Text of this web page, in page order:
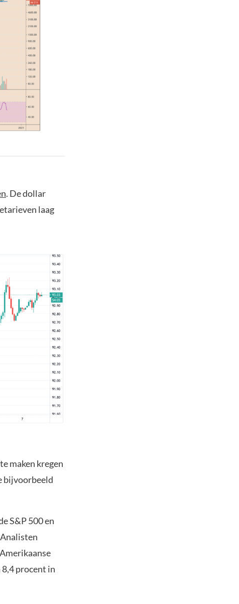
. De dollar
laag
maken kregen
bijvoorbeeld
S&P 500 en
procent in